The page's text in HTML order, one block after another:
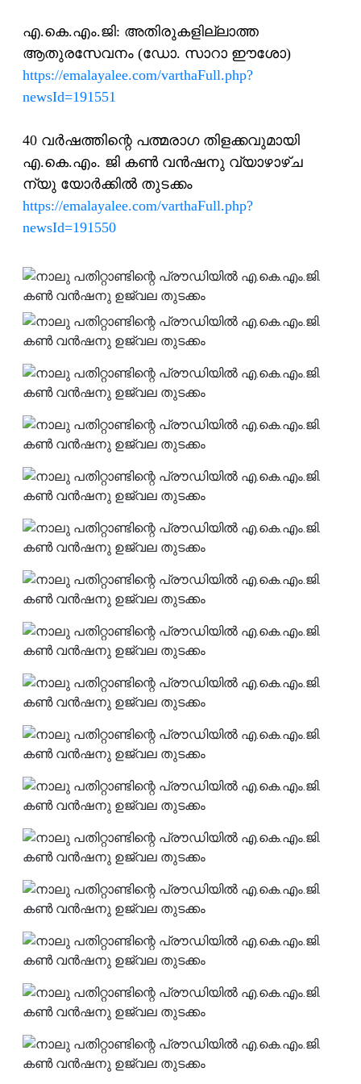
എ.കെ.എം.ജി: അതിരുകളില്ലാത്ത
ആതുരസേവനം (ഡോ. സാറാ ഈശോ)
https://emalayalee.com/varthaFull.php?
newsId=191551
40 വര്‍ഷത്തിന്റെ പത്മരാഗ തിളക്കവുമായി
എ.കെ.എം. ജി കണ്‍ വന്‍ഷനു വ്യാഴാഴ്ച
ന്യു യോര്‍ക്കില്‍ തുടക്കം
https://emalayalee.com/varthaFull.php?
newsId=191550